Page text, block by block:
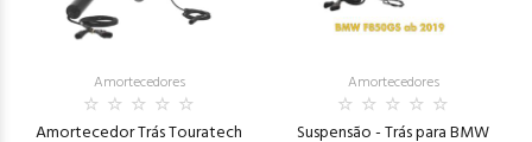
Amortecedores
Amortecedor Trás Touratech
Amortecedores
Suspensão - Trás para BMW